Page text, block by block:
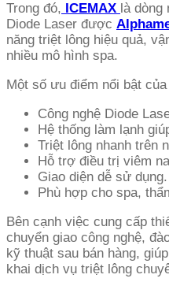
Trong đó, ICEMAX là
Diode Laser được
năng triệt lông hiệu quả,
nhiều mô hình spa.
Một số ưu điểm nổi bật
Công nghệ Diode
Hệ thống làm lạnh
Triệt lông nhanh trên
Hỗ trợ điều trị viêm
Giao diện dễ sử dụng.
Phù hợp cho spa,
Bên cạnh việc cung cấp
chuyển giao công nghệ,
kỹ thuật sau bán hàng,
khai dịch vụ triệt lông